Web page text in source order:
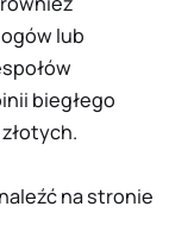
lub
biegłego
na stronie